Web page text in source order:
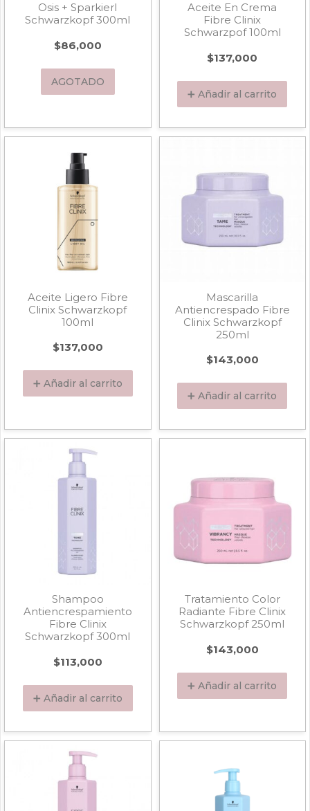
Osis + Sparkierl
Schwarzkopf 300ml
$86,000
AGOTADO
Aceite En Crema
Fibre Clinix
Schwarzpof 100ml
$137,000
➕ Añadir al carrito
Aceite Ligero Fibre
Clinix Schwarzkopf
100ml
$137,000
➕ Añadir al carrito
Mascarilla
Antiencrespado Fibre
Clinix Schwarzkopf
250ml
$143,000
➕ Añadir al carrito
Shampoo
Antiencrespamiento
Fibre Clinix
Schwarzkopf 300ml
$113,000
➕ Añadir al carrito
Tratamiento Color
Radiante Fibre Clinix
Schwarzkopf 250ml
$143,000
➕ Añadir al carrito